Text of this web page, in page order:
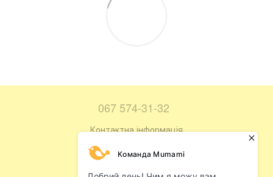
067 574-31-32
Контактна інформація
Повна версія сайту
Мапа сайту